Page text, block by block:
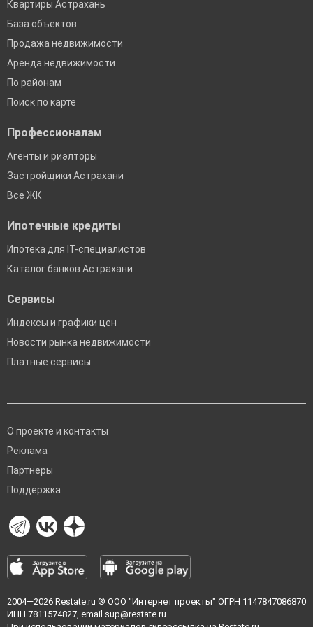
Квартиры Астрахань
База объектов
Продажа недвижимости
Аренда недвижимости
По районам
Поиск по карте
Профессионалам
Агенты и риэлторы
Застройщики Астрахани
Все ЖК
Ипотечные кредиты
Ипотека для IT-специалистов
Каталог банков Астрахани
Сервисы
Индексы и графики цен
Новости рынка недвижимости
Платные сервисы
О проекте и контакты
Реклама
Партнеры
Поддержка
2004—2026 Restate.ru ® ООО "Интернет проекты" ОГРН 1147847086870
ИНН 7811574827, email sup@restate.ru